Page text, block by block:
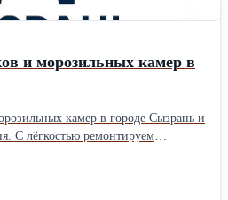
и морозильных камер в
камер в городе Сызрань и